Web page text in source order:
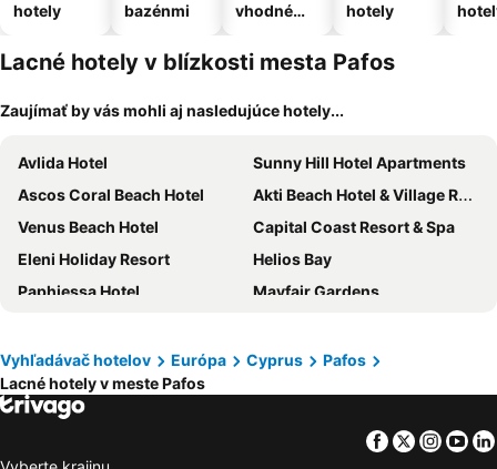
hotely
bazénmi
vhodné
domáce
zvieratá
hotely
Lacné hotely v blízkosti mesta Pafos
Zaujímať by vás mohli aj nasledujúce hotely...
Avlida Hotel
Sunny Hill Hotel Apartments
Ascos Coral Beach Hotel
Akti Beach Hotel & Village Resort
Venus Beach Hotel
Capital Coast Resort & Spa
Eleni Holiday Resort
Helios Bay
Paphiessa Hotel
Mayfair Gardens
Cynthiana Beach Hotel
Kissos Hotel
Mayfair Hotel
Louis Ledra Beach
Vyhľadávač hotelov Európa Cyprus
Pafos
Lacné hotely v meste Pafos
Facebook
Twitter